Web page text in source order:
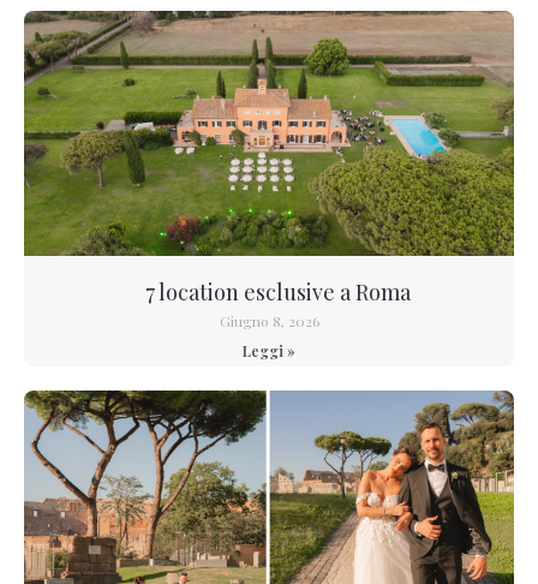
7 location esclusive a Roma
Giugno 8, 2026
Leggi »